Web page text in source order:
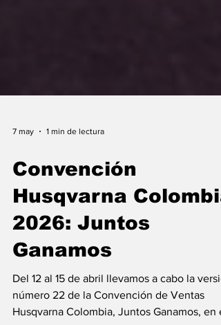
1 min de lectura
Convención
Husqvarna
2026: Juntos